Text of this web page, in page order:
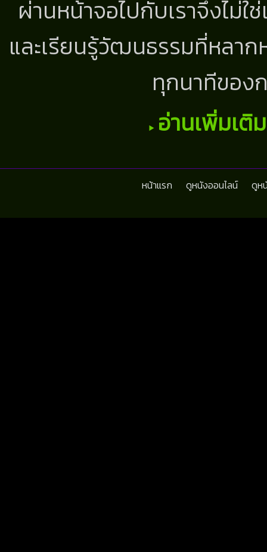
ผ่านหน้าจอไปกับเราจึงไม่
และเรียนรู้วัฒนธรรมที่หลา
ทุกนาทีขอ
อ่านเพิ่มเติ
หน้าแรก ดูหนังออนไลน์ ดูห